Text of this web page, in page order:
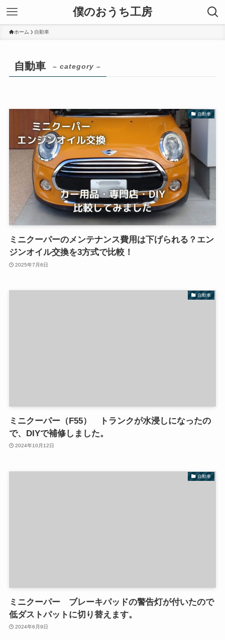
僕のおうち工房
ホーム 自動車
自動車 – category –
自動車
ミニクーパーのメンテナンス費用は下げられる？エン
ジンオイル交換を3方式で比較！
2025年7月6日
自動車
ミニクーパー（F55） トランクが水浸しになったの
で、DIYで補修しました。
2024年10月12日
自動車
ミニクーパー ブレーキパッドの警告灯が付いたので
低ダストパットに切り替えます。
2024年6月9日